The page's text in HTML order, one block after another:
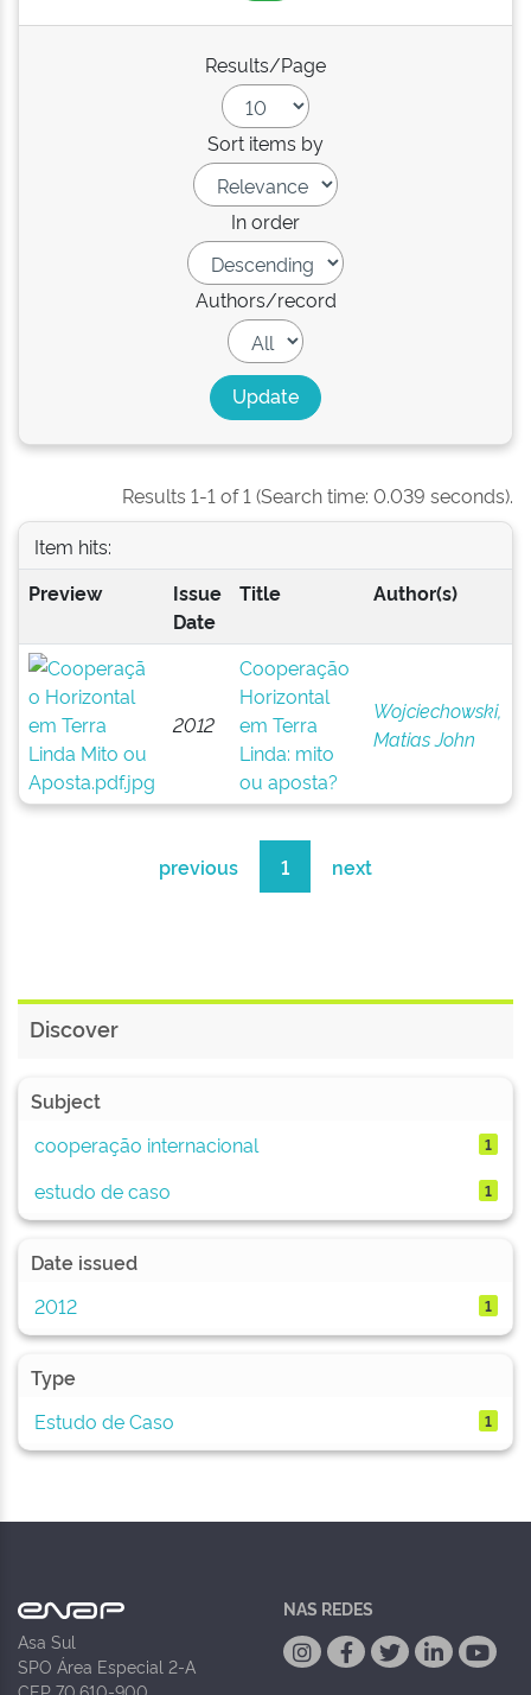
Results/Page
Sort items by
In order
Authors/record
Results 1-1 of 1 (Search time: 0.039 seconds).
Item hits:
Preview
Issue
Date
Title Author(s)
2012
Cooperação
Horizontal
em Terra
Linda: mito
ou aposta?
Wojciechowski,
Matias John
previous 1 next
Discover
Subject
cooperação internacional
1
estudo de caso 1
Date issued
2012
1
Type
Estudo de Caso
1
Asa Sul
SPO Área Especial 2-A
NAS REDES